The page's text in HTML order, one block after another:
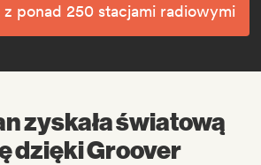
ponad 250 stacjami radiowymi
zyskała światową
dzięki Groover